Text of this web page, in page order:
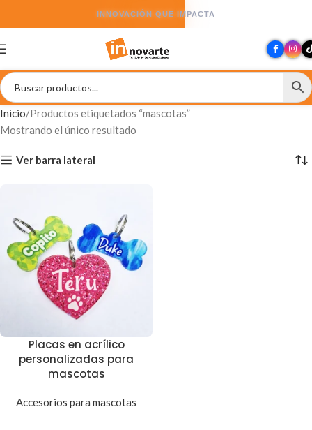
INNOVACIÓN QUE IMPACTA
Inicio Productos etiquetados “mascotas”
Mostrando el único resultado
Ver barra lateral
Placas en acrílico
personalizadas para
mascotas
Accesorios para mascotas